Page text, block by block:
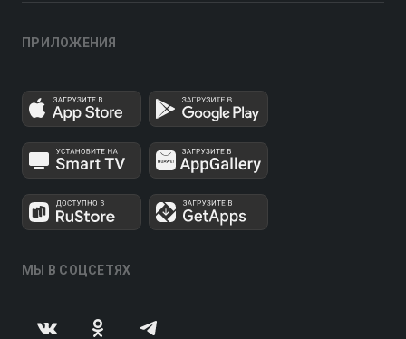
ПРИЛОЖЕНИЯ
МЫ В СОЦСЕТЯХ